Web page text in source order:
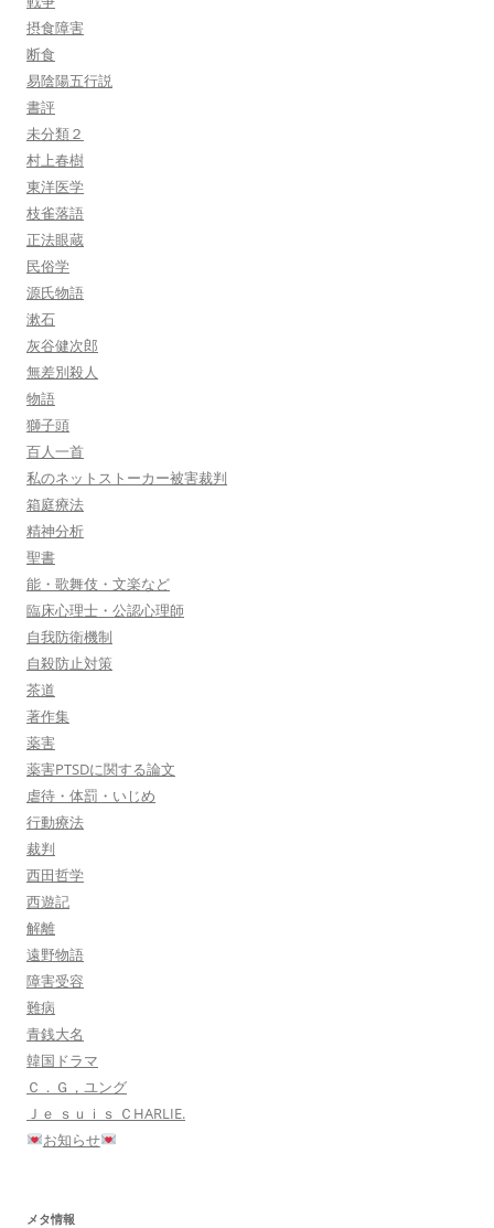
摂食障害
断食
易陰陽五行説
書評
未分類２
村上春樹
東洋医学
枝雀落語
正法眼蔵
民俗学
源氏物語
漱石
灰谷健次郎
無差別殺人
物語
獅子頭
百人一首
私のネットストーカー被害裁判
箱庭療法
精神分析
聖書
能・歌舞伎・文楽など
臨床心理士・公認心理師
自我防衛機制
自殺防止対策
茶道
著作集
薬害
薬害PTSDに関する論文
虐待・体罰・いじめ
行動療法
裁判
西田哲学
西遊記
解離
遠野物語
障害受容
難病
青銭大名
韓国ドラマ
Ｃ．Ｇ，ユング
Ｊｅ ｓｕｉｓ ＣHARLIE.
お知らせ
メタ情報